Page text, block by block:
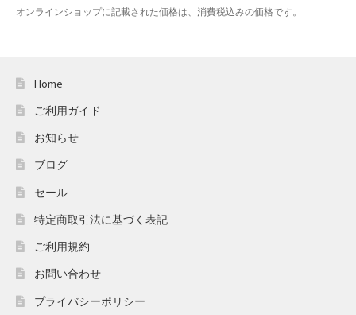
プライバシーポリシー
ベンダー登録
ホワイトデー特集
マイアカウント
配送先住所
オンラインショップに記載された価格は、消費税込みの価格です。
Home
ご利用ガイド
お知らせ
ブログ
セール
特定商取引法に基づく表記
ご利用規約
お問い合わせ
プライバシーポリシー